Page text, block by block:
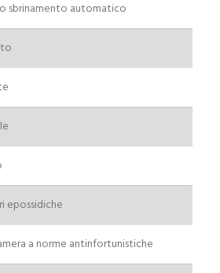
sbrinamento automatico
epossidiche
a norme antinfortunistiche
Cognome